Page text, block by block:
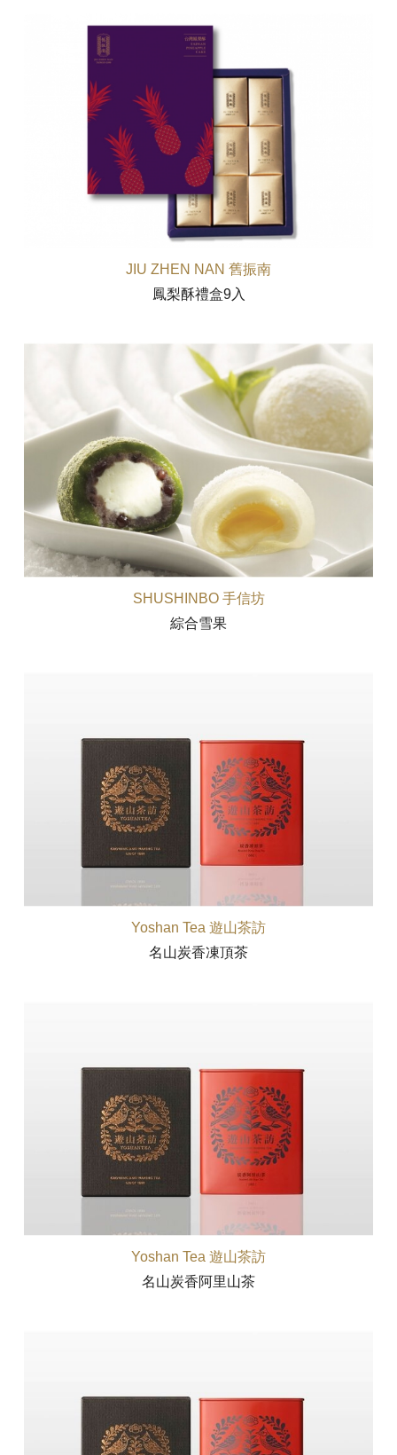
JIU ZHEN NAN 舊振南
鳳梨酥禮盒9入
SHUSHINBO 手信坊
綜合雪果
Yoshan Tea 遊山茶訪
名山炭香凍頂茶
Yoshan Tea 遊山茶訪
名山炭香阿里山茶